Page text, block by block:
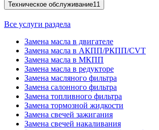
Техническое обслуживание11
Все услуги раздела
Замена масла в двигателе
Замена масла в АКПП/РКПП/CVT
Замена масла в МКПП
Замена масла в редукторе
Замена масляного фильтра
Замена салонного фильтра
Замена топливного фильтра
Замена тормозной жидкости
Замена свечей зажигания
Замена свечей накаливания